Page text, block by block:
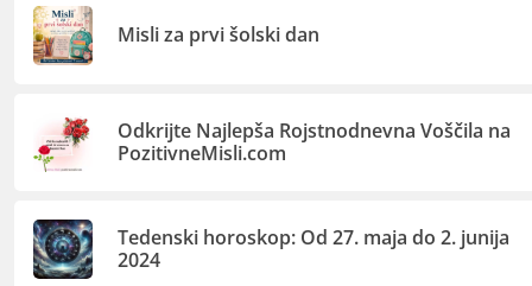
Misli za prvi šolski dan
Odkrijte Najlepša Rojstnodnevna Voščila na
PozitivneMisli.com
Tedenski horoskop: Od 27. maja do 2. junija
2024